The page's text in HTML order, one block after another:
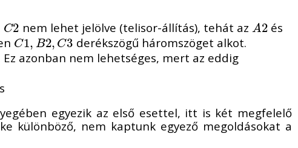
C2
C2 nem lehet jelölve (telisor-állítás), tehát az A2
A2és
C1, B2, C3
C1,B2,C 3
derékszögű háromszöget alkot.
azonban nem lehetséges, mert az eddig
egyezik az első esettel, itt is két megfelelő
különböző, nem kaptunk egyező megoldásokat a